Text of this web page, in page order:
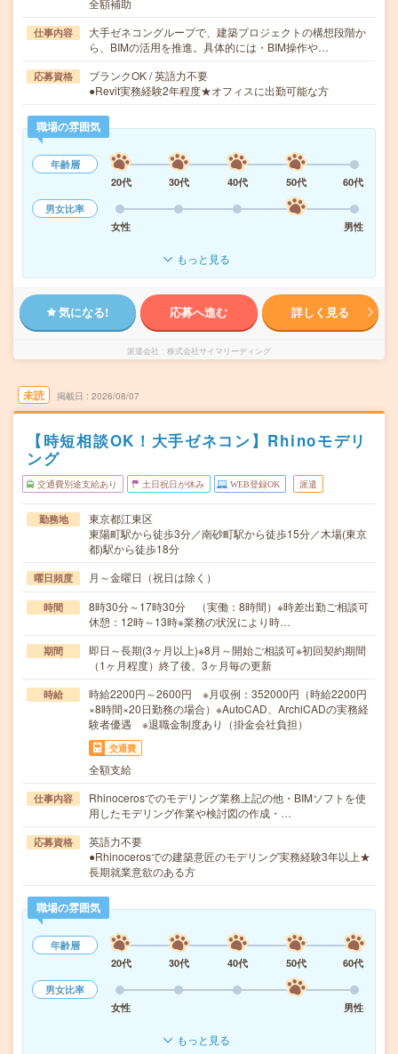
全額補助
仕事内容
大手ゼネコングループで、建築プロジェクトの構想段階か
ら、BIMの活用を推進。具体的には・BIM操作や…
応募資格
ブランクOK / 英語力不要
●Revit実務経験2年程度★オフィスに出勤可能な方
職場の雰囲気
年齢層
20代
30代 40代 50代
60代
男女比率
女性
男性
もっと見る
気になる! 応募へ進む 詳しく見る
派遣会社 株式会社サイマリーディング
未読 掲載日 2026/08/07
【時短相談OK！大手ゼネコン】Rhinoモデリ
ング
交通費別途支給あり 土日祝日が休み WEB登録OK 派遣
勤務地
東京都江東区
東陽町駅から徒歩3分／南砂町駅から徒歩15分／木場(東京
都)駅から徒歩18分
曜日頻度 月～金曜日（祝日は除く）
時間
8時30分～17時30分 （実働：8時間）※時差出勤ご相談可
休憩：12時～13時※業務の状況により時…
期間
即日～長期(3ヶ月以上)※8月～開始ご相談可※初回契約期間
（1ヶ月程度）終了後、3ヶ月毎の更新
時給
時給2200円～2600円 ※月収例：352000円（時給2200円
×8時間×20日勤務の場合）※AutoCAD、ArchiCADの実務経
験者優遇 ※退職金制度あり（掛金会社負担）
交通費
全額支給
仕事内容
Rhinocerosでのモデリング業務上記の他・BIMソフトを使
用したモデリング作業や検討図の作成・…
応募資格
英語力不要
●Rhinocerosでの建築意匠のモデリング実務経験3年以上★
長期就業意欲のある方
職場の雰囲気
年齢層
20代
30代 40代 50代
60代
男女比率
女性
男性
もっと見る